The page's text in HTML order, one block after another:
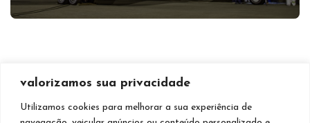
valorizamos sua privacidade
Utilizamos cookies para melhorar a sua experiência de